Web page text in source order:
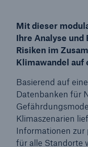
Mit dieser
Ihre Analyse und
Risiken im
Klimawandel auf
Basierend auf
Datenbanken für
Klimaszenarien
Informationen zur
für alle Standorte